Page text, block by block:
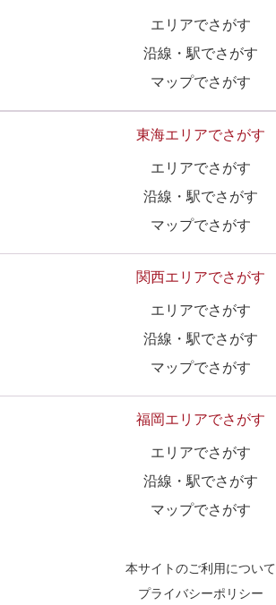
エリアでさがす
沿線・駅でさがす
マップでさがす
東海エリアでさがす
エリアでさがす
沿線・駅でさがす
マップでさがす
関西エリアでさがす
エリアでさがす
沿線・駅でさがす
マップでさがす
福岡エリアでさがす
エリアでさがす
沿線・駅でさがす
マップでさがす
本サイトのご利用について
プライバシーポリシー